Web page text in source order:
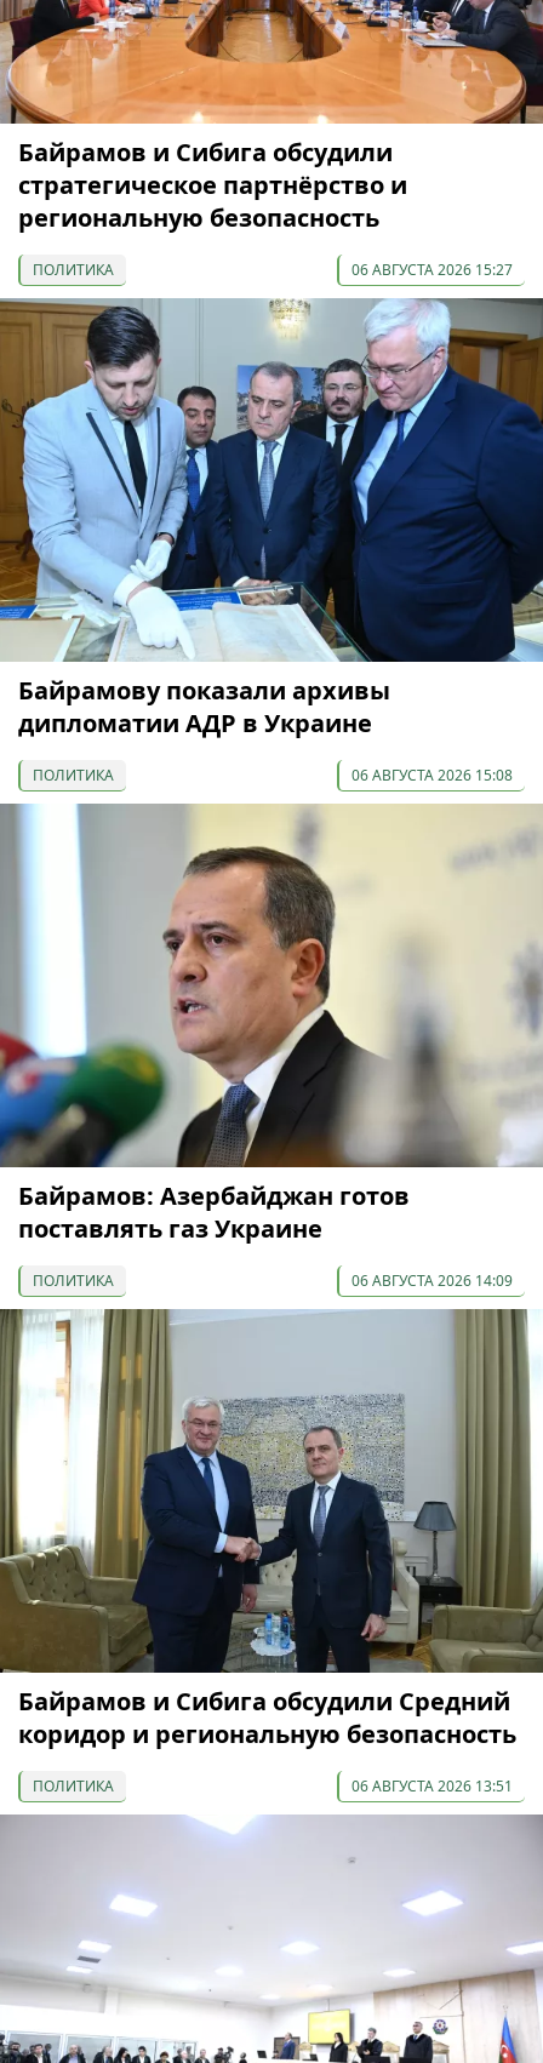
Байрамов и Сибига обсудили
стратегическое партнёрство и
региональную безопасность
ПОЛИТИКА 06 АВГУСТА 2026 15:27
Байрамову показали архивы
дипломатии АДР в Украине
ПОЛИТИКА 06 АВГУСТА 2026 15:08
Байрамов: Азербайджан готов
поставлять газ Украине
ПОЛИТИКА 06 АВГУСТА 2026 14:09
Байрамов и Сибига обсудили Средний
коридор и региональную безопасность
ПОЛИТИКА 06 АВГУСТА 2026 13:51